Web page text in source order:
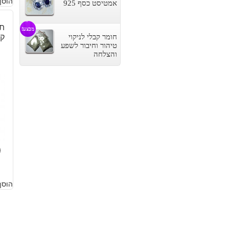
אמטיסט כסף 925
חומר קבלי לניקוי
טיהור וחיבור לשפע
והצלחה
מבצע!